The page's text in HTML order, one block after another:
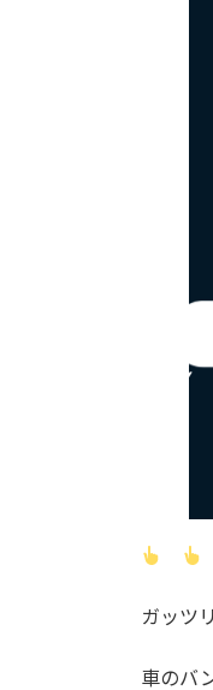
ガッツ
車のバ